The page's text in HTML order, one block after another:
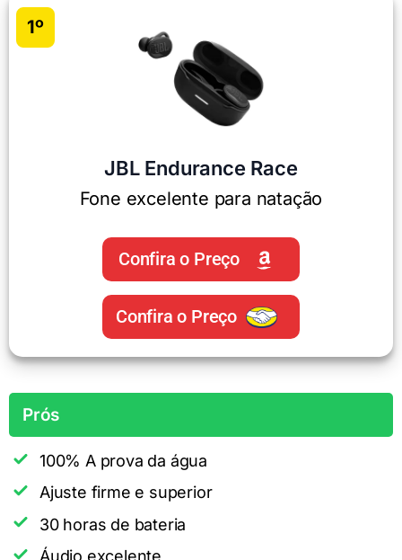
1º
JBL Endurance Race
Fone excelente para natação
Confira o Preço
Confira o Preço
Prós
100% A prova da água
Ajuste firme e superior
30 horas de bateria
Áudio excelente